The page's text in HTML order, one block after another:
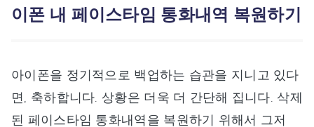
이폰 내 페이스타임 통화내역 복원하기
아이폰을 정기적으로 백업하는 습관을 지니고 있다
면, 축하합니다. 상황은 더욱 더 간단해 집니다. 삭제
된 페이스타임 통화내역을 복원하기 위해서 그저